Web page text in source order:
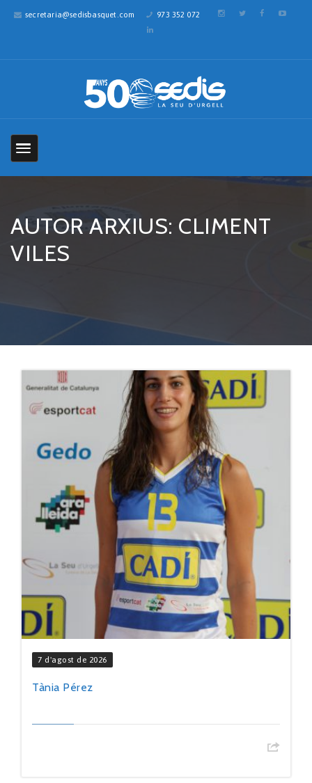
secretaria@sedisbasquet.com 973 352 072
AUTOR ARXIUS: CLIMENT
VILES
7 d'agost de 2026
Tània Pérez